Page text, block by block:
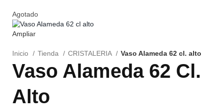
Agotado
Ampliar
Inicio Tienda CRISTALERIA Vaso Alameda 62 cl. alto
Vaso Alameda 62 Cl.
Alto